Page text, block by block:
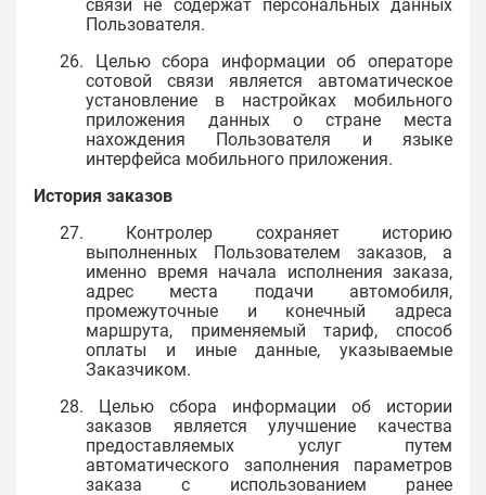
связи не содержат персональных данных
Пользователя.
26. Целью сбора информации об операторе
сотовой связи является автоматическое
установление в настройках мобильного
приложения данных о стране места
нахождения Пользователя и языке
интерфейса мобильного приложения.
История заказов
27. Контролер сохраняет историю
выполненных Пользователем заказов, а
именно время начала исполнения заказа,
адрес места подачи автомобиля,
промежуточные и конечный адреса
маршрута, применяемый тариф, способ
оплаты и иные данные, указываемые
Заказчиком.
28. Целью сбора информации об истории
заказов является улучшение качества
предоставляемых услуг путем
автоматического заполнения параметров
заказа с использованием ранее